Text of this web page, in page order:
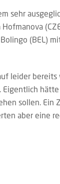
sehr
(BEL)
leider bereits
sollen. Ein
aber eine